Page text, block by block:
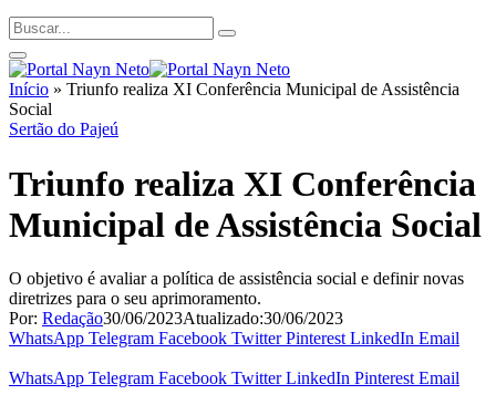
Início » Triunfo realiza XI Conferência Municipal de Assistência
Social
Sertão do Pajeú
Triunfo realiza XI Conferência
Municipal de Assistência Social
O objetivo é avaliar a política de assistência social e definir novas
diretrizes para o seu aprimoramento.
Por: Redação30/06/2023Atualizado:30/06/2023
WhatsApp Telegram Facebook Twitter Pinterest LinkedIn Email
WhatsApp Telegram Facebook Twitter LinkedIn Pinterest Email